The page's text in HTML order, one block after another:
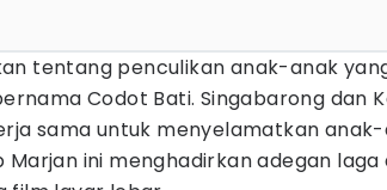
tentang penculikan anak-anak
Codot Bati. Singabarong dan
sama untuk menyelamatkan
Marjan ini menghadirkan adegan laga